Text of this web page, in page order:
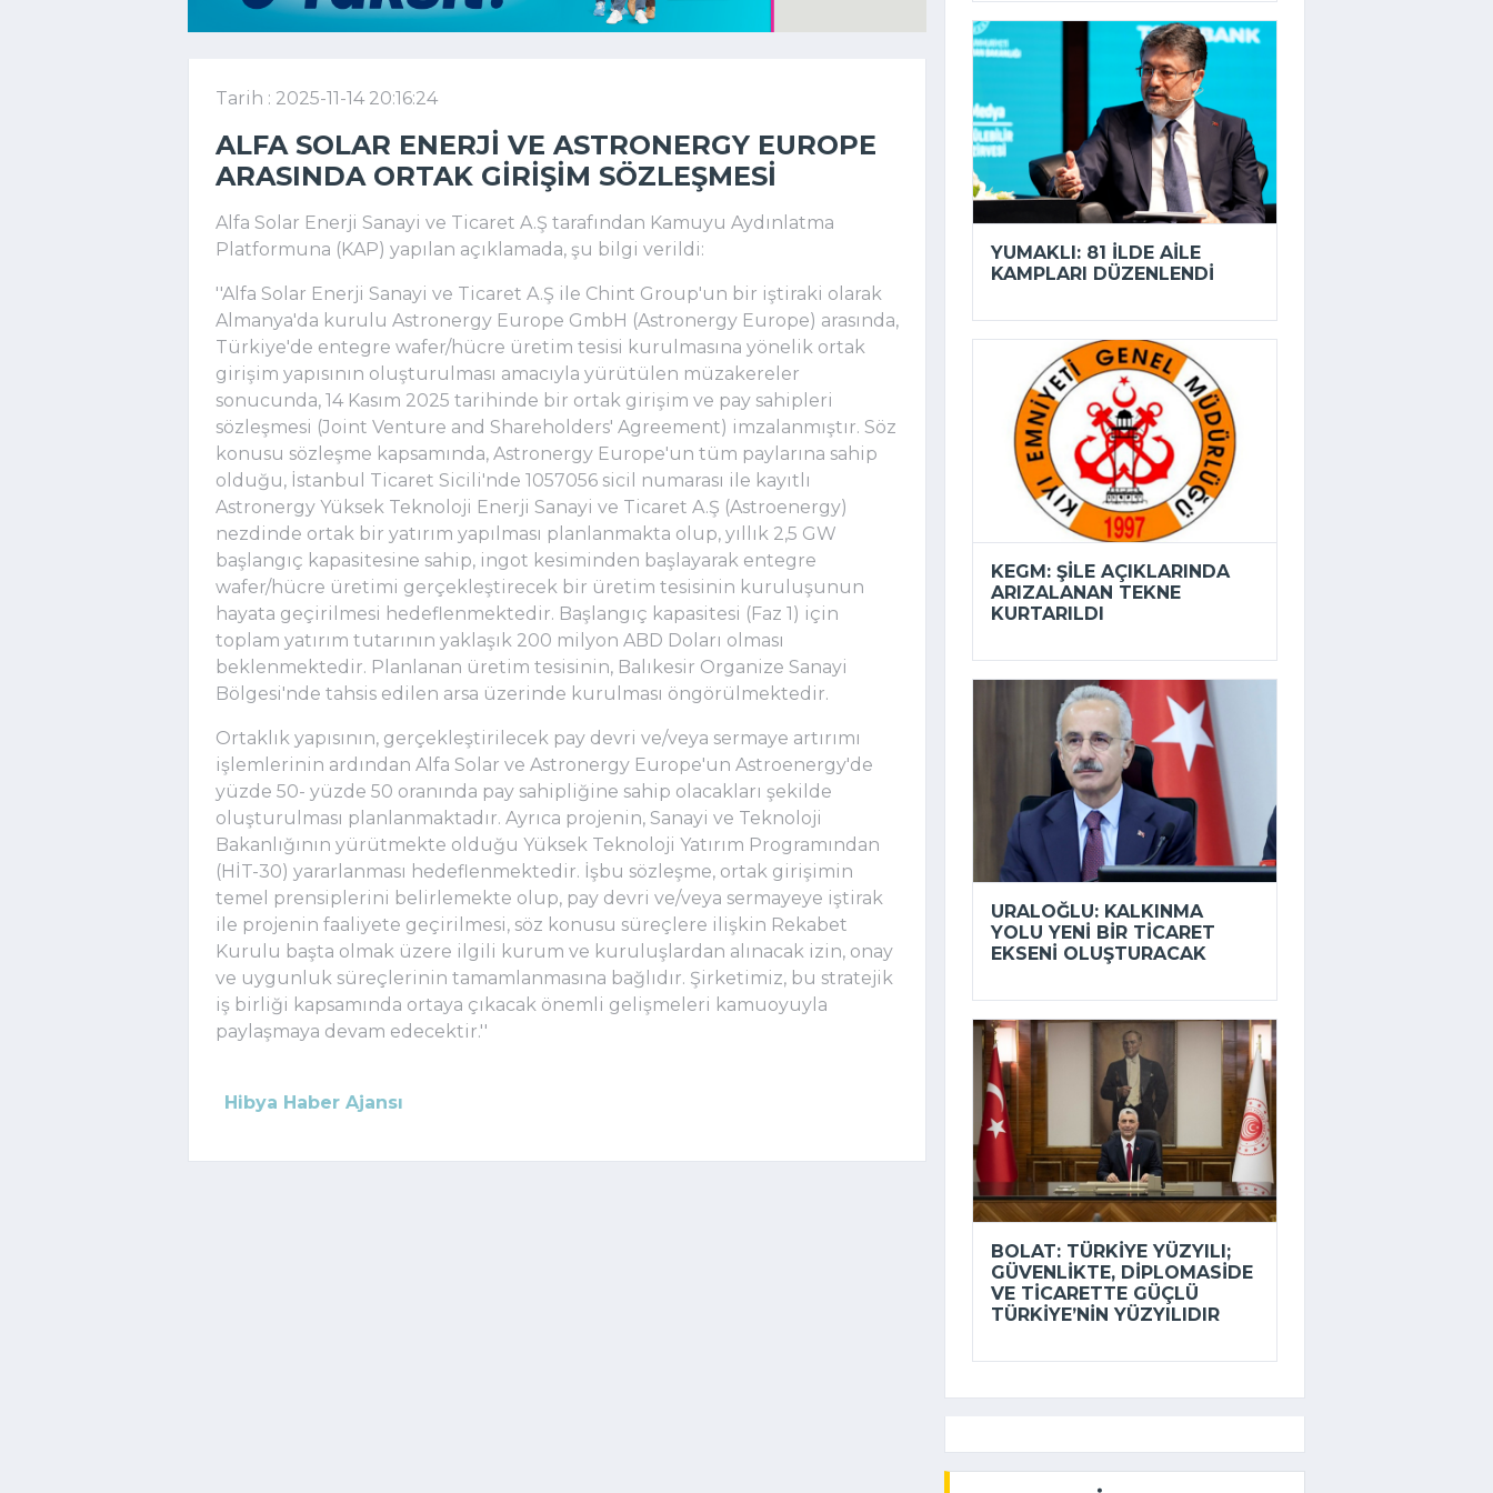
Tarih : 2025-11-14 20:16:24
ALFA SOLAR ENERJI VE ASTRONERGY EUROPE
ARASINDA ORTAK GIRIŞIM SÖZLEŞMESI
Alfa Solar Enerji Sanayi ve Ticaret A.Ş tarafından Kamuyu Aydınlatma
Platformuna (KAP) yapılan açıklamada, şu bilgi verildi:
''Alfa Solar Enerji Sanayi ve Ticaret A.Ş ile Chint Group'un bir iştiraki olarak
Almanya'da kurulu Astronergy Europe GmbH (Astronergy Europe) arasında,
Türkiye'de entegre wafer/hücre üretim tesisi kurulmasına yönelik ortak
girişim yapısının oluşturulması amacıyla yürütülen müzakereler
sonucunda, 14 Kasım 2025 tarihinde bir ortak girişim ve pay sahipleri
sözleşmesi (Joint Venture and Shareholders' Agreement) imzalanmıştır. Söz
konusu sözleşme kapsamında, Astronergy Europe'un tüm paylarına sahip
olduğu, İstanbul Ticaret Sicili'nde 1057056 sicil numarası ile kayıtlı
Astronergy Yüksek Teknoloji Enerji Sanayi ve Ticaret A.Ş (Astroenergy)
nezdinde ortak bir yatırım yapılması planlanmakta olup, yıllık 2,5 GW
başlangıç kapasitesine sahip, ingot kesiminden başlayarak entegre
wafer/hücre üretimi gerçekleştirecek bir üretim tesisinin kuruluşunun
hayata geçirilmesi hedeflenmektedir. Başlangıç kapasitesi (Faz 1) için
toplam yatırım tutarının yaklaşık 200 milyon ABD Doları olması
beklenmektedir. Planlanan üretim tesisinin, Balıkesir Organize Sanayi
Bölgesi'nde tahsis edilen arsa üzerinde kurulması öngörülmektedir.
Ortaklık yapısının, gerçekleştirilecek pay devri ve/veya sermaye artırımı
işlemlerinin ardından Alfa Solar ve Astronergy Europe'un Astroenergy'de
yüzde 50- yüzde 50 oranında pay sahipliğine sahip olacakları şekilde
oluşturulması planlanmaktadır. Ayrıca projenin, Sanayi ve Teknoloji
Bakanlığının yürütmekte olduğu Yüksek Teknoloji Yatırım Programından
(HİT-30) yararlanması hedeflenmektedir. İşbu sözleşme, ortak girişimin
temel prensiplerini belirlemekte olup, pay devri ve/veya sermayeye iştirak
ile projenin faaliyete geçirilmesi, söz konusu süreçlere ilişkin Rekabet
Kurulu başta olmak üzere ilgili kurum ve kuruluşlardan alınacak izin, onay
ve uygunluk süreçlerinin tamamlanmasına bağlıdır. Şirketimiz, bu stratejik
iş birliği kapsamında ortaya çıkacak önemli gelişmeleri kamuoyuyla
paylaşmaya devam edecektir.''
Hibya Haber Ajansı
YUMAKLI: 81 ILDE AILE
KAMPLARI DÜZENLENDI
KEGM: ŞILE AÇIKLARINDA
ARIZALANAN TEKNE
KURTARILDI
URALOĞLU: KALKINMA
YOLU YENI BIR TICARET
EKSENI OLUŞTURACAK
BOLAT: TÜRKIYE YÜZYILI;
GÜVENLIKTE, DIPLOMASIDE
VE TICARETTE GÜÇLÜ
TÜRKIYE’NIN YÜZYILIDIR